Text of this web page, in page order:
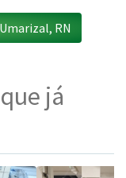
RN
já